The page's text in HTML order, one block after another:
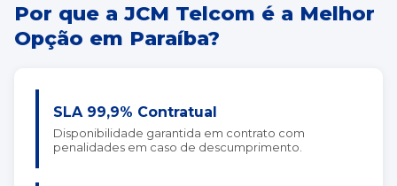
Por que a JCM Telcom é a Melhor
Opção em Paraíba?
SLA 99,9% Contratual
Disponibilidade garantida em contrato com
penalidades em caso de descumprimento.